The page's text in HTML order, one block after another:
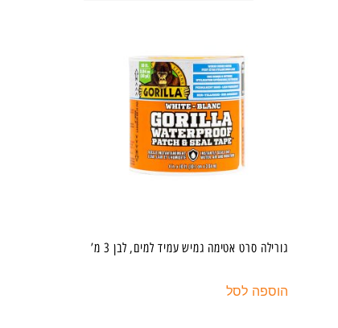
גורילה סרט אטימה גמיש עמיד למים, לבן 3 מ’
הוספה לסל